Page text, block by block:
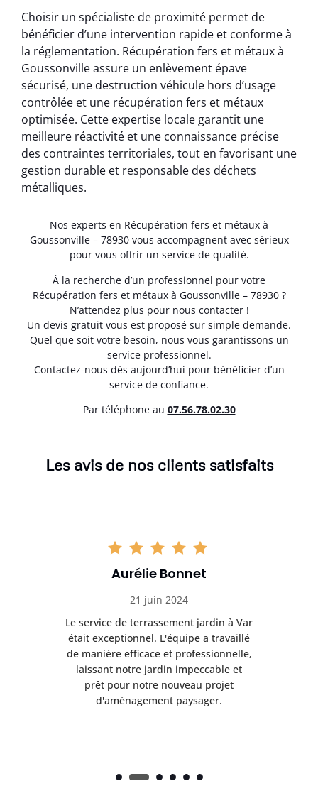
Choisir un spécialiste de proximité permet de
bénéficier d’une intervention rapide et conforme à
la réglementation. Récupération fers et métaux à
Goussonville assure un enlèvement épave
sécurisé, une destruction véhicule hors d’usage
contrôlée et une récupération fers et métaux
optimisée. Cette expertise locale garantit une
meilleure réactivité et une connaissance précise
des contraintes territoriales, tout en favorisant une
gestion durable et responsable des déchets
métalliques.
Nos experts en Récupération fers et métaux à
Goussonville – 78930 vous accompagnent avec sérieux
pour vous offrir un service de qualité.
À la recherche d’un professionnel pour votre
Récupération fers et métaux à Goussonville – 78930 ?
N’attendez plus pour nous contacter !
Un devis gratuit vous est proposé sur simple demande.
Quel que soit votre besoin, nous vous garantissons un
service professionnel.
Contactez-nous dès aujourd’hui pour bénéficier d’un
service de confiance.
Par téléphone au 07.56.78.02.30
Les avis de nos clients satisfaits
Aurélie Bonnet
21 juin 2024
Le service de terrassement jardin à Var
était exceptionnel. L'équipe a travaillé
de manière efficace et professionnelle,
laissant notre jardin impeccable et
prêt pour notre nouveau projet
d'aménagement paysager.